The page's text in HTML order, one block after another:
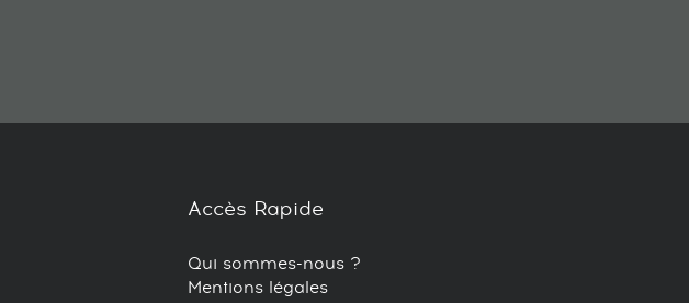
Accès Rapide
Qui sommes-nous ?
Mentions légales